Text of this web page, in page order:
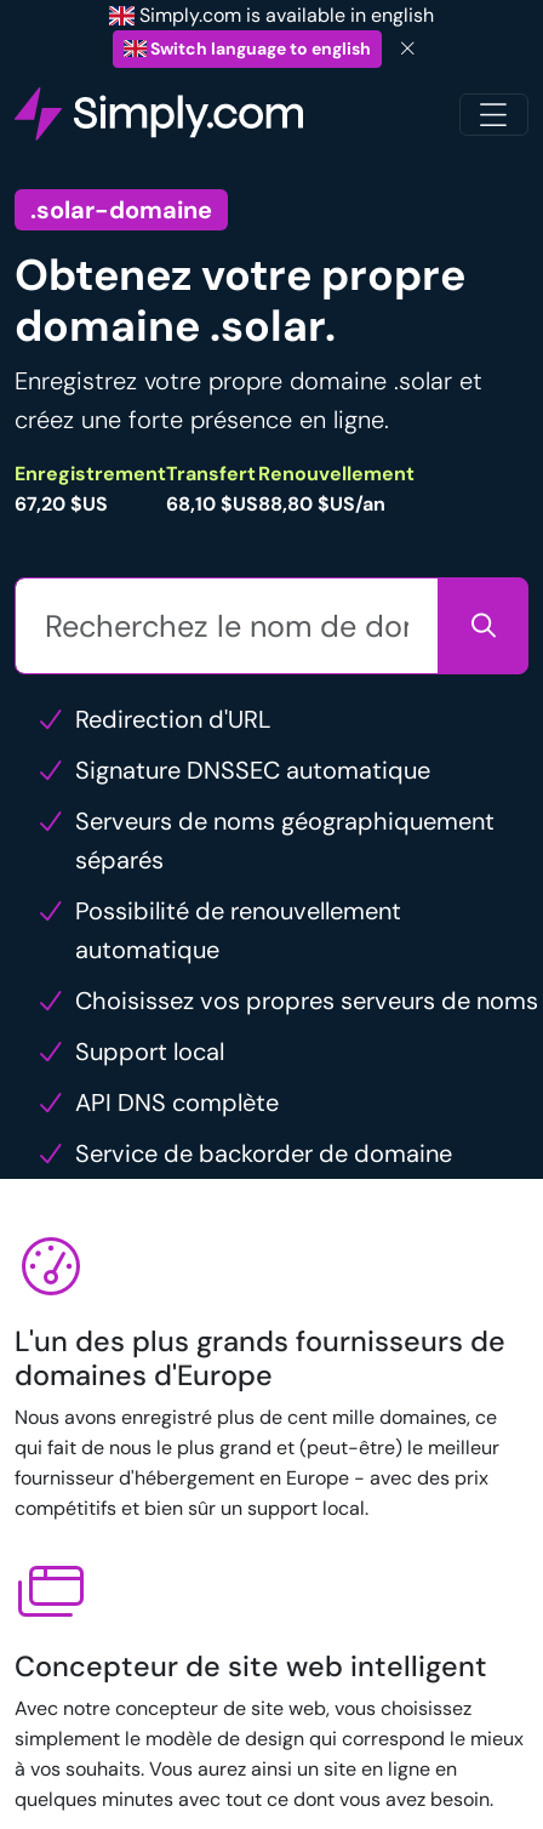
Simply.com is available in english
Switch language to english
.solar-domaine
Obtenez votre propre
domaine .solar.
Enregistrez votre propre domaine .solar et
créez une forte présence en ligne.
Enregistrement
67,20 $US
Transfert
68,10 $US
Renouvellement
88,80 $US/an
Redirection d'URL
Signature DNSSEC automatique
Serveurs de noms géographiquement
séparés
Possibilité de renouvellement
automatique
Choisissez vos propres serveurs de noms
Support local
API DNS complète
Service de backorder de domaine
L'un des plus grands fournisseurs de
domaines d'Europe
Nous avons enregistré plus de cent mille domaines, ce
qui fait de nous le plus grand et (peut-être) le meilleur
fournisseur d'hébergement en Europe - avec des prix
compétitifs et bien sûr un support local.
Concepteur de site web intelligent
Avec notre concepteur de site web, vous choisissez
simplement le modèle de design qui correspond le mieux
à vos souhaits. Vous aurez ainsi un site en ligne en
quelques minutes avec tout ce dont vous avez besoin.